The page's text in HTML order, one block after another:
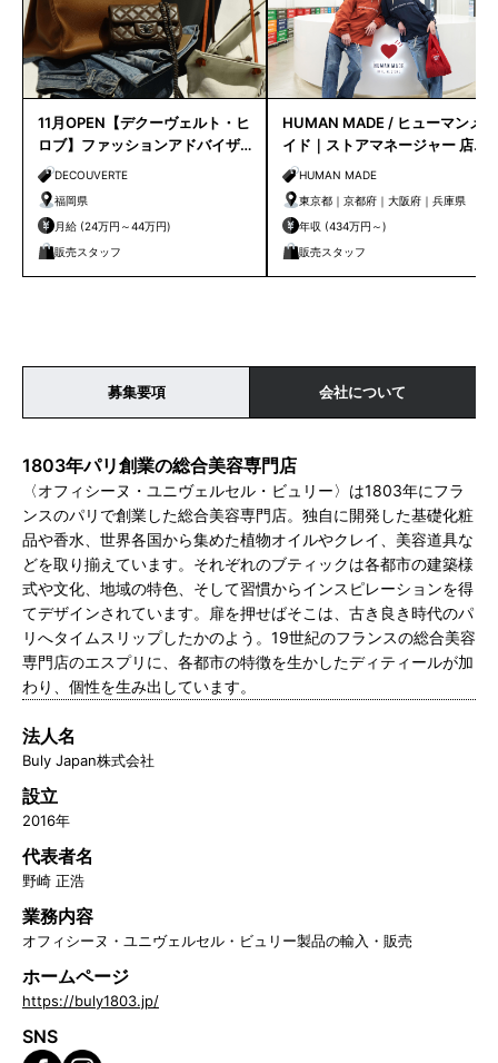
11月OPEN【デクーヴェルト・ヒ
ロブ】ファッションアドバイザ
ー｜天神店
DECOUVERTE
福岡県
月給 (24万円～44万円)
販売スタッフ
HUMAN MADE / ヒューマンメ
イド｜ストアマネージャー 店長
候補HUMAN MADE
東京都｜京都府｜大阪府｜兵庫県
年収 (434万円～)
販売スタッフ
募集要項 会社について
1803年パリ創業の総合美容専門店
〈オフィシーヌ・ユニヴェルセル・ビュリー〉は1803年にフラ
ンスのパリで創業した総合美容専門店。独自に開発した基礎化粧
品や香水、世界各国から集めた植物オイルやクレイ、美容道具な
どを取り揃えています。それぞれのブティックは各都市の建築様
式や文化、地域の特色、そして習慣からインスピレーションを得
てデザインされています。扉を押せばそこは、古き良き時代のパ
リへタイムスリップしたかのよう。19世紀のフランスの総合美容
専門店のエスプリに、各都市の特徴を生かしたディティールが加
わり、個性を生み出しています。
法人名
Buly Japan株式会社
設立
2016年
代表者名
野崎 正浩
業務内容
オフィシーヌ・ユニヴェルセル・ビュリー製品の輸入・販売
ホームページ
https://buly1803.jp/
SNS